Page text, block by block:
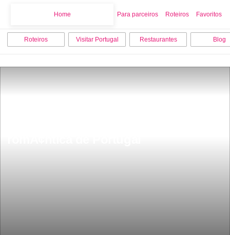
Home Para parceiros Roteiros Favoritos
Roteiros Visitar Portugal Restaurantes Blog